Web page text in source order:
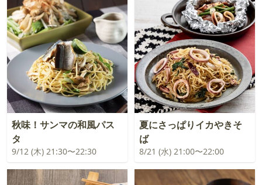
秋味！サンマの和風パス
タ
9/12 (木) 21:30〜22:30
夏にさっぱりイカやきそ
ば
8/21 (水) 21:00〜22:00